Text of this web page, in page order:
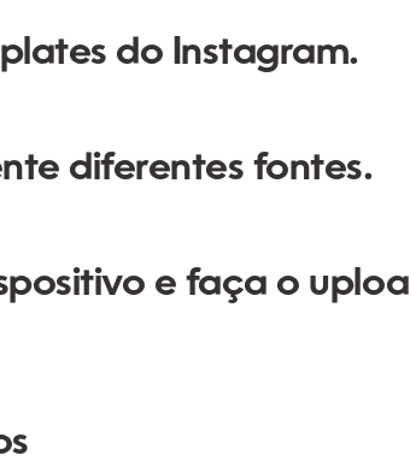
do Instagram.
diferentes fontes.
e faça o